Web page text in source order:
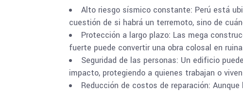
Alto riesgo sísmico constante: Perú está
cuestión de si habrá un terremoto, sino de
Protección a largo plazo: Las mega
fuerte puede convertir una obra colosal en
Seguridad de las personas: Un edificio
impacto, protegiendo a quienes trabajan o
Reducción de costos de reparación: